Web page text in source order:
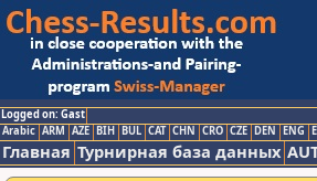
Logged on: Gast
Arabic ARM AZE BIH BUL CAT CHN CRO CZE DEN ENG
Главная Турнирная база данных